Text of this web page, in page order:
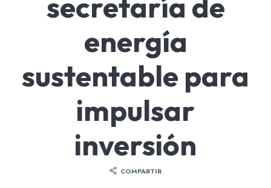
energía
sustentable para
impulsar
inversión
COMPARTIR